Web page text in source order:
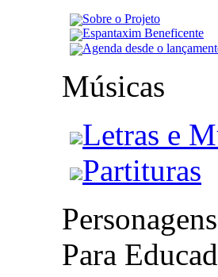
Sobre o Projeto
Espantaxim Beneficente
Agenda desde o
Músicas
Letras e
Partituras
Personagens
Para